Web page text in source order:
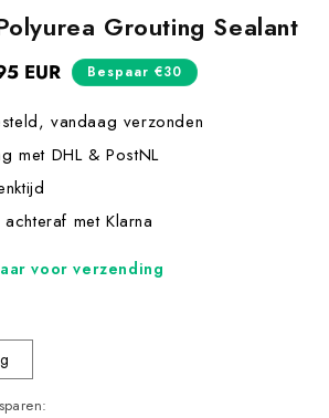
Grouting Sealant
EUR Bespaar €30
vandaag verzonden
met DHL & PostNL
met Klarna
voor verzending